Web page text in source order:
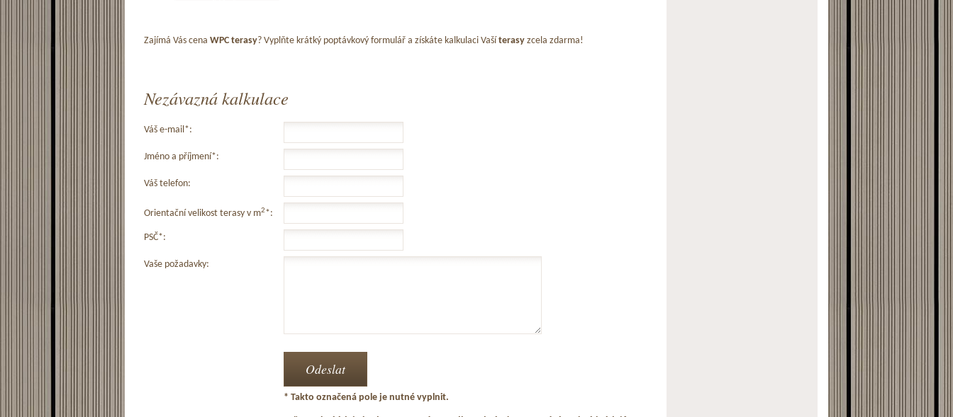
Zajímá Vás cena WPC terasy? Vyplňte krátký poptávkový formulář a získáte kalkulaci Vaší terasy zcela zdarma!
Nezávazná kalkulace
Váš e-mail*:
Jméno a příjmení*:
Váš telefon:
Orientační velikost terasy v m2*:
PSČ*:
Vaše požadavky:
* Takto označená pole je nutné vyplnit.